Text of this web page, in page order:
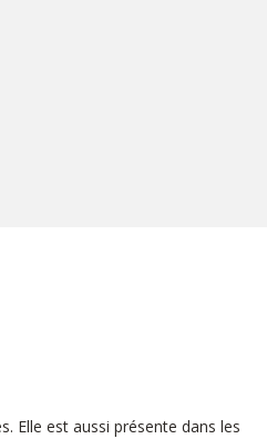
Elle est aussi présente dans les